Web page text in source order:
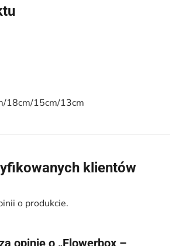
18cm/15cm/13cm
klientów
o produkcie.
opinię o „Flowerbox –